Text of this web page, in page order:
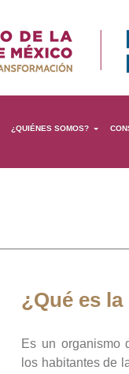
¿QUIÉNES SOMOS?
¿Qué es la
Es un organismo
los habitantes de